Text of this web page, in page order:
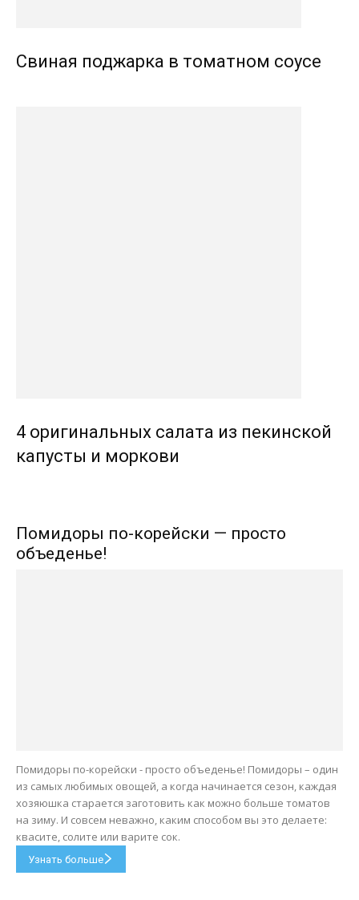
Свиная поджарка в томатном соусе
4 оригинальных салата из пекинской
капусты и моркови
Помидоры по-корейски — просто
объеденье!
Помидоры по-корейски - просто объеденье! Помидоры – один
из самых любимых овощей, а когда начинается сезон, каждая
хозяюшка старается заготовить как можно больше томатов
на зиму. И совсем неважно, каким способом вы это делаете:
квасите, солите или варите сок.
Узнать больше